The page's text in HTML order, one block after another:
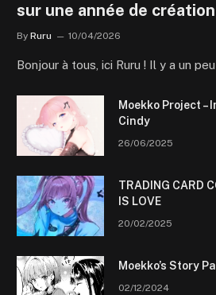
sur une année de création
By Ruru 10/04/2026
Bonjour à tous, ici Ruru ! Il y a un
Moekko Project –
Cindy
26/06/2025
TRADING CARD
IS LOVE
20/02/2025
Moekko’s Story
02/12/2024